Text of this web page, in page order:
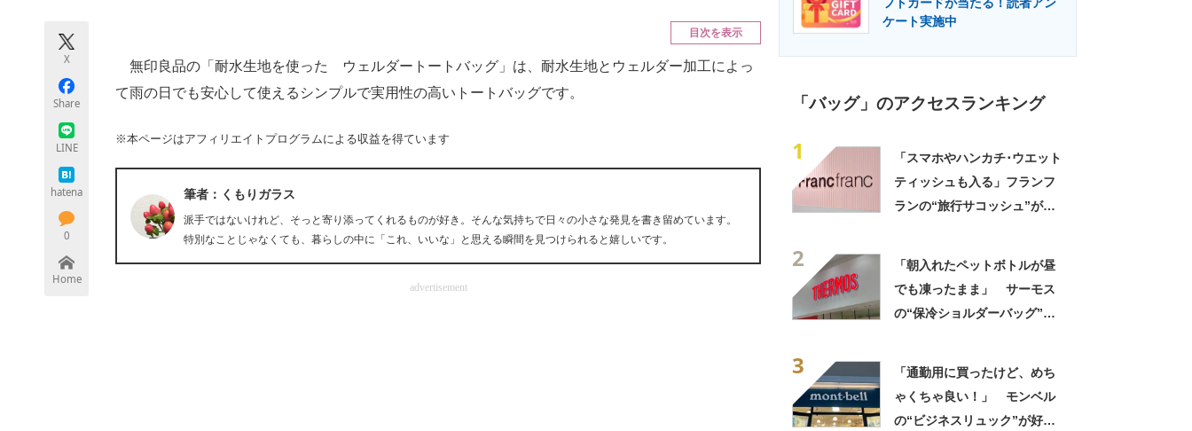
X
Share
LINE
hatena
0
Home
目次を表示
無印良品の「耐水生地を使った ウェルダートートバッグ」は、耐水生地とウェルダー加工によっ
て雨の日でも安心して使えるシンプルで実用性の高いトートバッグです。
※本ページはアフィリエイトプログラムによる収益を得ています
筆者：くもりガラス
派手ではないけれど、そっと寄り添ってくれるものが好き。そんな気持ちで日々の小さな発見を書き留めています。
特別なことじゃなくても、暮らしの中に「これ、いいな」と思える瞬間を見つけられると嬉しいです。
advertisement
ケート実施中
「バッグ」のアクセスランキング
1
「スマホやハンカチ･ウエット
ティッシュも入る」フランフ
ランの“旅行サコッシュ”が大
2
「朝入れたペットボトルが昼
でも凍ったまま」 サーモス
の“保冷ショルダーバッグ”が
3
「通勤用に買ったけど、めち
ゃくちゃ良い！」 モンベル
の“ビジネスリュック”が好